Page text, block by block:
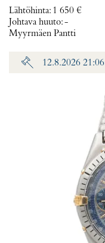
Lähtöhinta: 1 650 €
Johtava huuto:-
Myyrmäen Pantti
12.8.2026